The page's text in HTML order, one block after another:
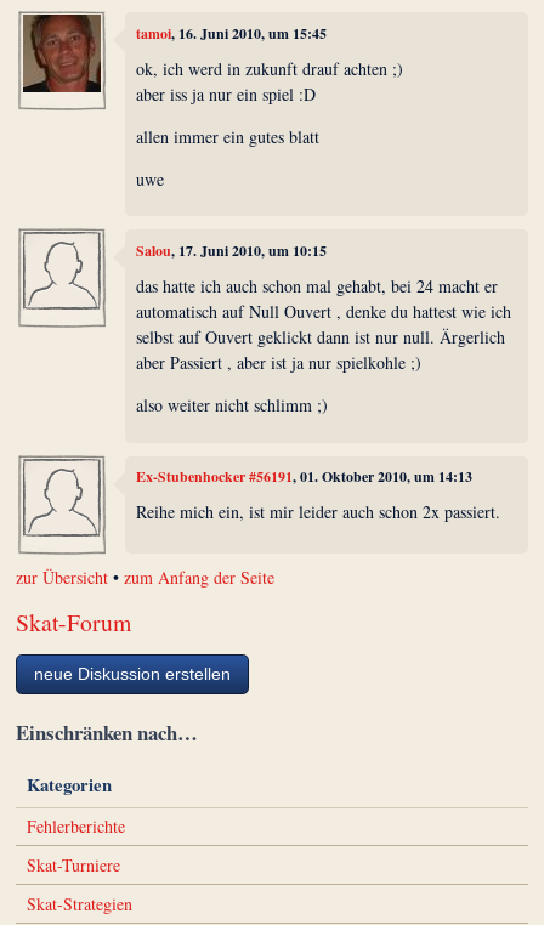
tamoi, 16. Juni 2010, um 15:45
ok, ich werd in zukunft drauf achten ;)
aber iss ja nur ein spiel :D
allen immer ein gutes blatt
uwe
Salou, 17. Juni 2010, um 10:15
das hatte ich auch schon mal gehabt, bei 24 macht er
automatisch auf Null Ouvert , denke du hattest wie ich
selbst auf Ouvert geklickt dann ist nur null. Ärgerlich
aber Passiert , aber ist ja nur spielkohle ;)
also weiter nicht schlimm ;)
Ex-Stubenhocker #56191, 01. Oktober 2010, um 14:13
Reihe mich ein, ist mir leider auch schon 2x passiert.
zur Übersicht •zum Anfang der Seite
Skat-Forum
neue Diskussion erstellen
Einschränken nach…
Kategorien
Fehlerberichte
Skat-Turniere
Skat-Strategien